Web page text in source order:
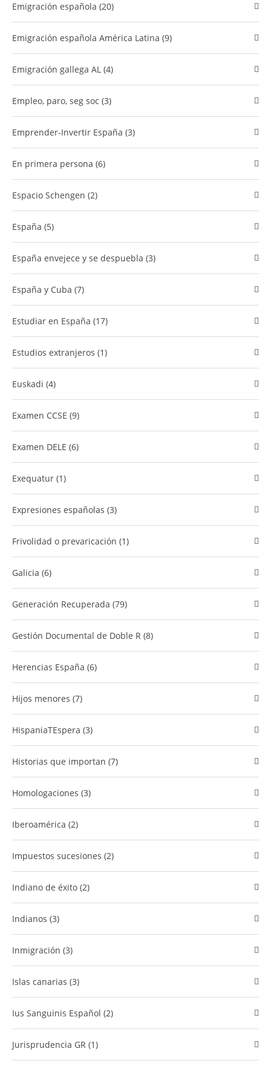
Emigración española (20)
Emigración española América Latina (9)
Emigración gallega AL (4)
empleo, paro, seg soc (3)
Emprender-Invertir España (3)
En primera persona (6)
Espacio Schengen (2)
España (5)
España envejece y se despuebla (3)
España y Cuba (7)
Estudiar en España (17)
estudios extranjeros (1)
Euskadi (4)
examen CCSE (9)
Examen DELE (6)
Exequatur (1)
Expresiones españolas (3)
Frivolidad o prevaricación (1)
Galicia (6)
Generación Recuperada (79)
​Gestión Documental de Doble R (8)
Herencias España (6)
Hijos menores (7)
HispaniaTEspera (3)
Historias que importan (7)
Homologaciones (3)
Iberoamérica (2)
Impuestos sucesiones (2)
Indiano de éxito (2)
Indianos (3)
Inmigración (3)
islas canarias (3)
Ius Sanguinis Español (2)
Jurisprudencia GR (1)